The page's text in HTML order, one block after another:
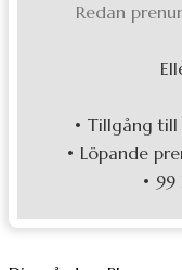
Redan
• Tillgång
• Löpande
•